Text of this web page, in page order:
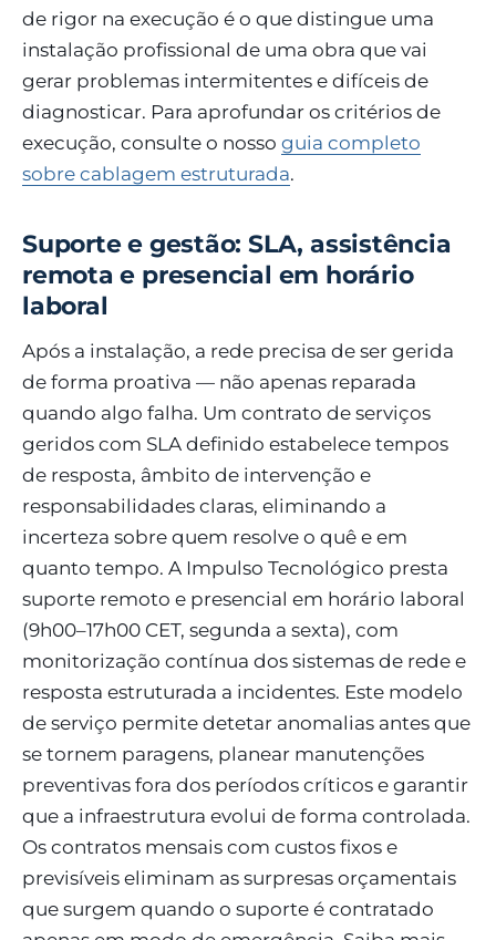
de rigor na execução é o que distingue uma
instalação profissional de uma obra que vai
gerar problemas intermitentes e difíceis de
diagnosticar. Para aprofundar os critérios de
execução, consulte o nosso guia completo
sobre cablagem estruturada.
Suporte e gestão: SLA, assistência
remota e presencial em horário
laboral
Após a instalação, a rede precisa de ser gerida
de forma proativa — não apenas reparada
quando algo falha. Um contrato de serviços
geridos com SLA definido estabelece tempos
de resposta, âmbito de intervenção e
responsabilidades claras, eliminando a
incerteza sobre quem resolve o quê e em
quanto tempo. A Impulso Tecnológico presta
suporte remoto e presencial em horário laboral
(9h00–17h00 CET, segunda a sexta), com
monitorização contínua dos sistemas de rede e
resposta estruturada a incidentes. Este modelo
de serviço permite detetar anomalias antes que
se tornem paragens, planear manutenções
preventivas fora dos períodos críticos e garantir
que a infraestrutura evolui de forma controlada.
Os contratos mensais com custos fixos e
previsíveis eliminam as surpresas orçamentais
que surgem quando o suporte é contratado